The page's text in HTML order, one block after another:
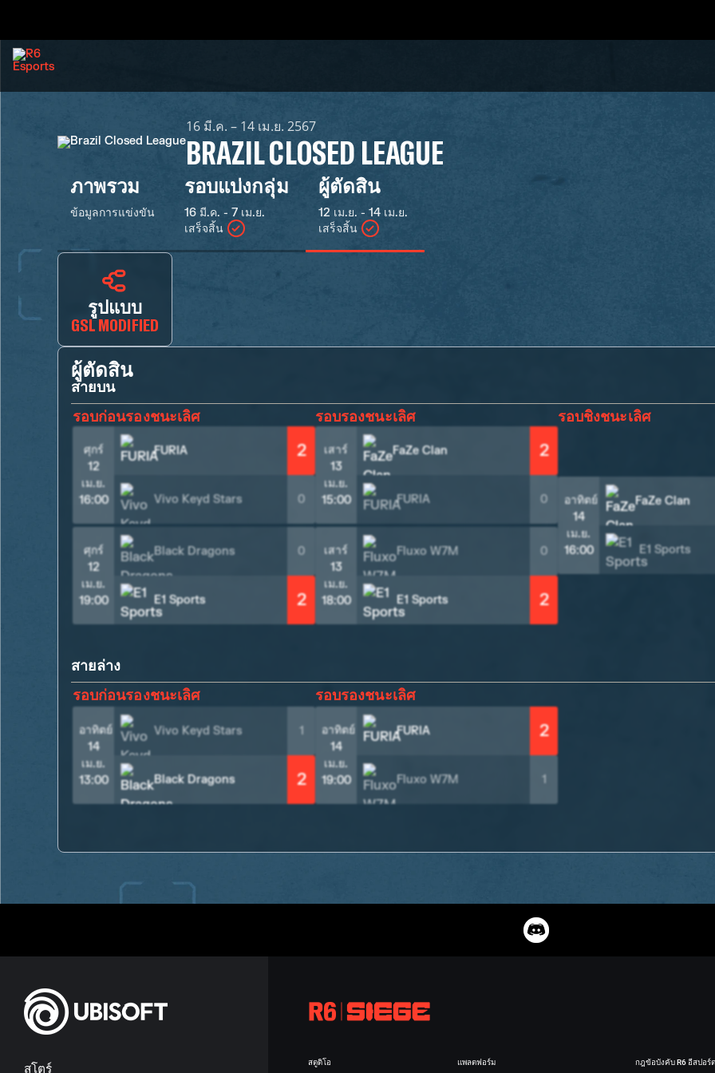
16 มี.ค. – 14 เม.ย. 2567
BRAZIL CLOSED LEAGUE
ภาพรวม
ข้อมูลการแข่งขัน
รอบแบ่งกลุ่ม
16 มี.ค. - 7 เม.ย.
เสร็จสิ้น
ผู้ตัดสิน
12 เม.ย. - 14 เม.ย.
เสร็จสิ้น
รูปแบบ
GSL MODIFIED
ผู้ตัดสิน
สายบน
รอบก่อนรองชนะเลิศ
ศุกร์
12
เม.ย.
16:00
FURIA 2
Vivo Keyd Stars 0
ศุกร์
12
เม.ย.
19:00
Black Dragons 0
E1 Sports 2
รอบรองชนะเลิศ
เสาร์
13
เม.ย.
15:00
FaZe Clan 2
FURIA 0
เสาร์
13
เม.ย.
18:00
Fluxo W7M 0
E1 Sports 2
รอบชิงชนะเลิศ
อาทิตย์
14
เม.ย.
16:00
FaZe Clan
E1 Sports
สายล่าง
รอบก่อนรองชนะเลิศ
อาทิตย์
14
เม.ย.
13:00
Vivo Keyd Stars 1
Black Dragons 2
รอบรองชนะเลิศ
อาทิตย์
14
เม.ย.
19:00
FURIA 2
Fluxo W7M 1
สโตร์
สตูดิโอ แพลตฟอร์ม กฎข้อบังคับ R6 อีสปอร์ต